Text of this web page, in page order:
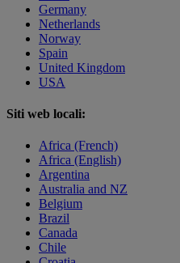
Germany
Netherlands
Norway
Spain
United Kingdom
USA
Siti web locali:
Africa (French)
Africa (English)
Argentina
Australia and NZ
Belgium
Brazil
Canada
Chile